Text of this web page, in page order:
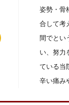
姿勢・骨
合して考
間でとい
い、努力
ている当
辛い痛み